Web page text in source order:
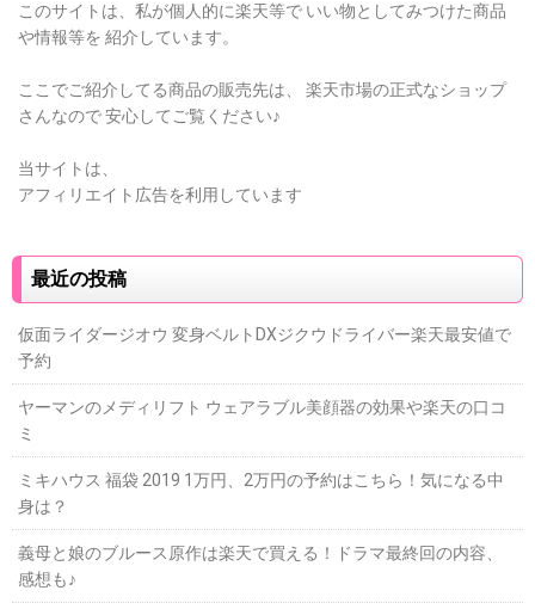
このサイトは、私が個人的に楽天等で いい物としてみつけた商品
や情報等を 紹介しています。
ここでご紹介してる商品の販売先は、
楽天市場の正式なショップ
さんなので安心してご覧ください♪
当サイトは、
アフィリエイト広告を利用しています
最近の投稿
仮面ライダージオウ 変身ベルトDXジクウドライバー楽天最安値で
予約
ヤーマンのメディリフト ウェアラブル美顔器の効果や楽天の口コ
ミ
ミキハウス 福袋 2019 1万円、2万円の予約はこちら！気になる中
身は？
義母と娘のブルース原作は楽天で買える！ドラマ最終回の内容、
感想も♪